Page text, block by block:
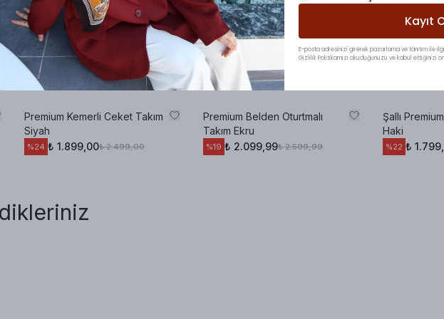
mı?
Premium Kemerli Ceket Takım
Siyah
%24 ₺ 1.899,00₺ 2.499,00
Premium Belden Oturtmalı
Takım Ekru
%19 ₺ 2.099,99₺ 2.599,99
Şallı
Haki
%22 ₺
Kayıt
E-posta adresinizi girerek pazarlama ve tanıtım ile
Gizlilik Politikamızı okuduğunuzu ve kabul ettiğinizi